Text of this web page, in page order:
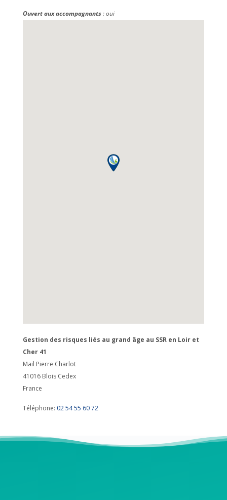
Ouvert aux accompagnants: oui
Gestion des risques liés au grand âge au SSR en Loir et
Cher 41
Mail Pierre Charlot
41016 Blois Cedex
France
Téléphone: 02 54 55 60 72